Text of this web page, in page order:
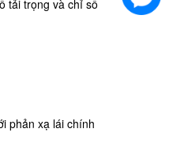
tải trọng và chỉ số
phản xạ lái chính